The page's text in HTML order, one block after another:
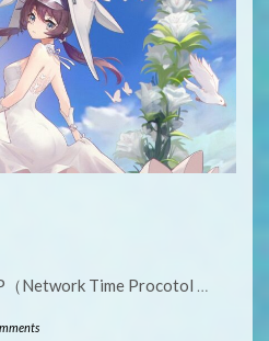
Network Time Procotol …